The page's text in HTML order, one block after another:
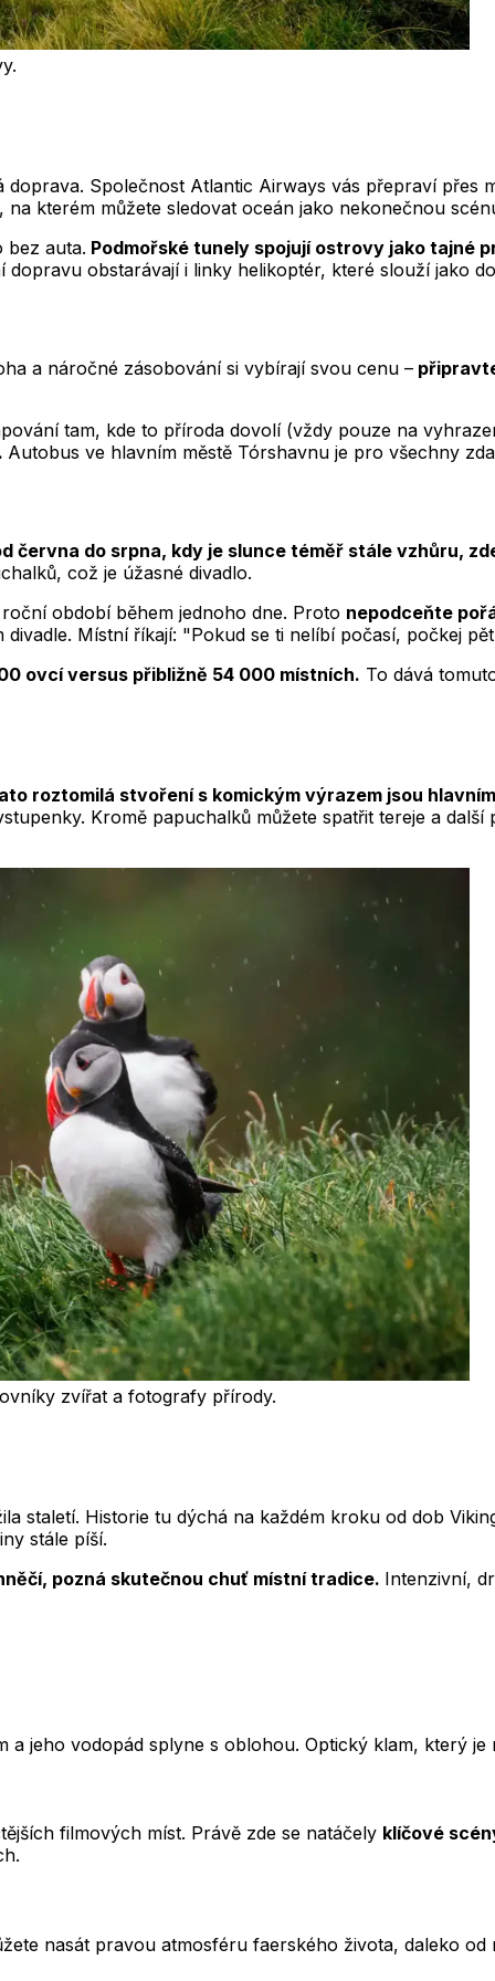
Společnost Atlantic Airways vás přepraví přes
, na kterém můžete sledovat oceán jako nekonečnou
bez auta. Podmořské tunely spojují ostrovy jako tajné
obstarávají i linky helikoptér, které slouží jako
a náročné zásobování si vybírají svou cenu –
tam, kde to příroda dovolí (vždy pouze na
Autobus ve hlavním městě Tórshavnu je pro všechny
června do srpna, kdy je slunce téměř stále vzhůru,
což je úžasné divadlo.
období během jednoho dne. Proto nepodceňte
Místní říkají: "Pokud se ti nelíbí počasí, počkej
ovcí versus přibližně 54 000 místních. To dává
roztomilá stvoření s komickým výrazem jsou
Kromě papuchalků můžete spatřit tereje a
zvířat a fotografy přírody.
staletí. Historie tu dýchá na každém kroku od dob
stále píší.
pozná skutečnou chuť místní tradice. Intenzivní,
jeho vodopád splyne s oblohou. Optický klam, který
filmových míst. Právě zde se natáčely klíčové
nasát pravou atmosféru faerského života, daleko